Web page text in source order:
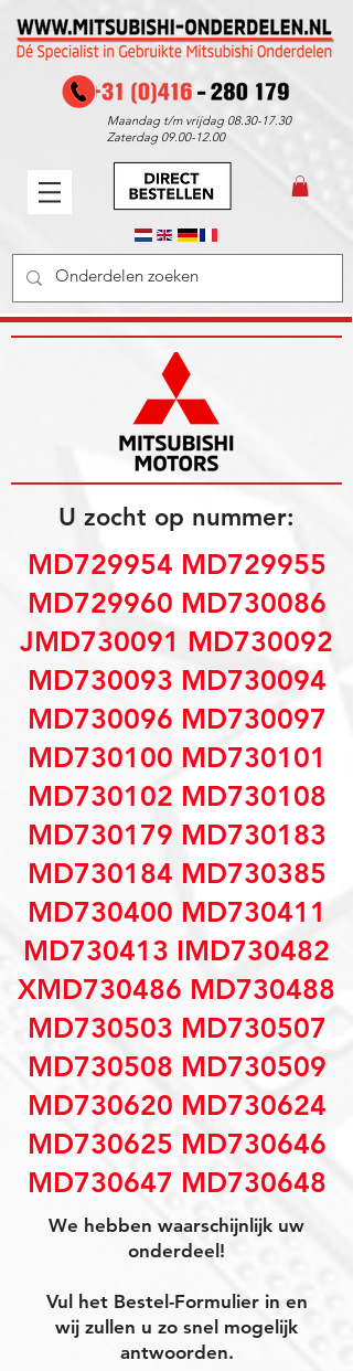
Maandag t/m vrijdag 08.30-17.30
Zaterdag 09.00-12.00
U zocht op nummer:
MD729954 MD729955
MD729960 MD730086
JMD730091 MD730092
MD730093 MD730094
MD730096 MD730097
MD730100 MD730101
MD730102 MD730108
MD730179 MD730183
MD730184 MD730385
MD730400 MD730411
MD730413 IMD730482
XMD730486 MD730488
MD730503 MD730507
MD730508 MD730509
MD730620 MD730624
MD730625 MD730646
MD730647 MD730648
We hebben waarschijnlijk uw
onderdeel!
Vul het Bestel-Formulier in en
wij zullen u zo snel mogelijk
antwoorden.